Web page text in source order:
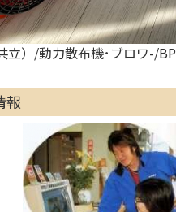
力散布機･ブロワ-/MUB001G
報